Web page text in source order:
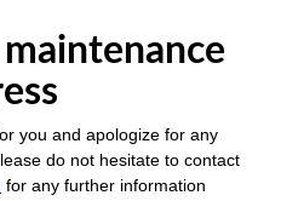
you and apologize for any
do not hesitate to contact
for any further information